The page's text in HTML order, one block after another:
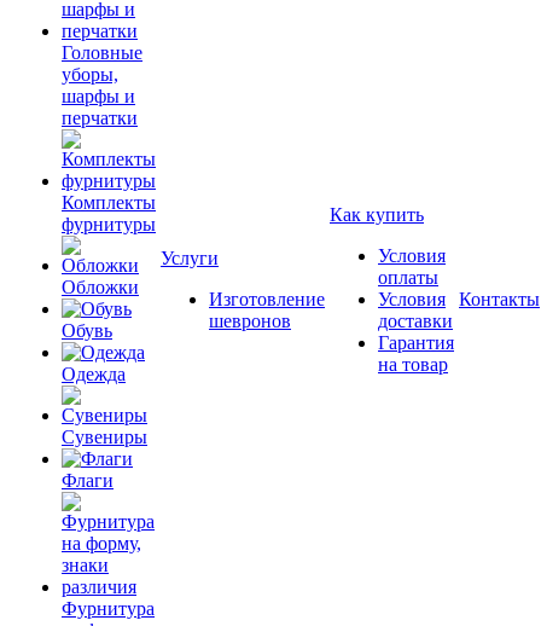
Головные
уборы,
шарфы и
перчатки
Комплекты
фурнитуры
Обложки
Обувь
Одежда
Сувениры
Флаги
Фурнитура
Услуги
Изготовление
шевронов
Как купить
Условия
оплаты
Условия
доставки
Гарантия
на товар
Контакты